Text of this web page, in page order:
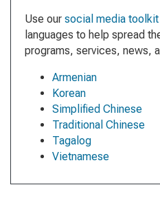
Use our social media toolkit
languages to help spread
programs, services, news,
Armenian
Korean
Simplified Chinese
Traditional Chinese
Tagalog
Vietnamese